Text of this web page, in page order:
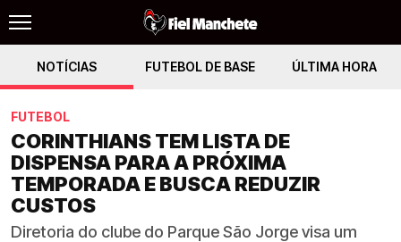
NOTÍCIAS FUTEBOL DE BASE ÚLTIMA HORA
FUTEBOL
CORINTHIANS TEM LISTA DE
DISPENSA PARA A PRÓXIMA
TEMPORADA E BUSCA REDUZIR
CUSTOS
Diretoria do clube do Parque São Jorge visa um